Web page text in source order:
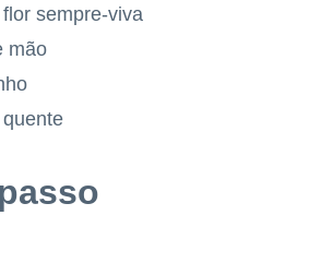
sempre-viva
mão